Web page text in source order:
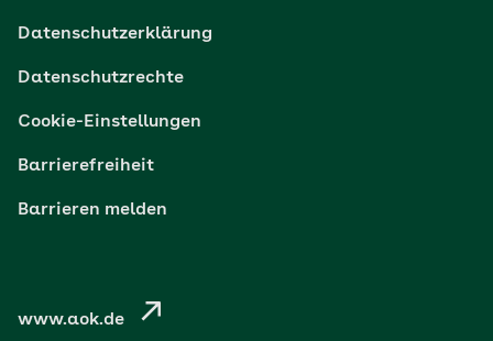
Wohlbefinden
Digital gesund
Datenschutzerklärung
Datenschutzrechte
Cookie-Einstellungen
Barrierefreiheit
Barrieren melden
www.aok.de